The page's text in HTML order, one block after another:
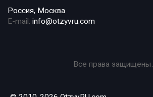
Россия, Москва
E-mail: info@otzyvru.com
Все права защищены.